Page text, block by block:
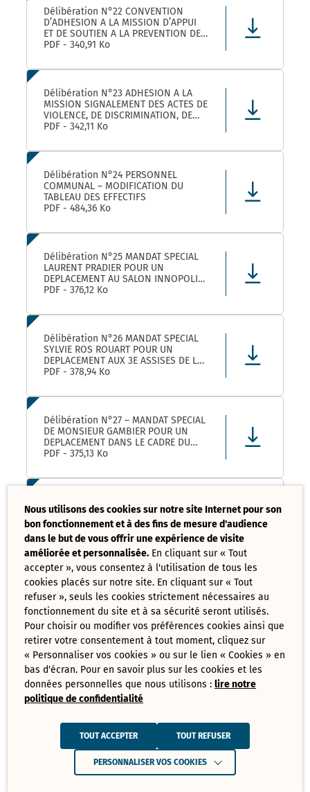
Délibération N°22 CONVENTION
D’ADHESION A LA MISSION D’APPUI
ET DE SOUTIEN A LA PREVENTION DES
RISQUES PROFESSIONNELS
PDF - 340,91 Ko
Délibération N°23 ADHESION A LA
MISSION SIGNALEMENT DES ACTES DE
VIOLENCE, DE DISCRIMINATION, DE
HARCELEMENT ET D’AGISSEMENTS
PDF - 342,11 Ko
Délibération N°24 PERSONNEL
COMMUNAL – MODIFICATION DU
TABLEAU DES EFFECTIFS
PDF - 484,36 Ko
Délibération N°25 MANDAT SPECIAL
LAURENT PRADIER POUR UN
DEPLACEMENT AU SALON INNOPOLIS
A PARIS
PDF - 376,12 Ko
Délibération N°26 MANDAT SPECIAL
SYLVIE ROS ROUART POUR UN
DEPLACEMENT AUX 3E ASSISES DE LA
VOIE D’ARLES A ARLES
PDF - 378,94 Ko
Délibération N°27 – MANDAT SPECIAL
DE MONSIEUR GAMBIER POUR UN
DEPLACEMENT DANS LE CADRE DU
FORUM DES ELUS INFO JEUNES A
PDF - 375,13 Ko
Liste des délibérations examinées
Conseil Municipal 17 mars 2025
PDF - 121,08 Ko
Ordre du jour du Conseil Municipal 17
mars 2025
PDF - 73,70 Ko
Tout
télécharger
Juin
Ressources de Juin 2025
Convocation Conseil Municipal du 30
PDF - 231,28 Ko
Nous utilisons des cookies sur notre site Internet pour son
bon fonctionnement et à des fins de mesure d'audience
dans le but de vous offrir une expérience de visite
améliorée et personnalisée. En cliquant sur « Tout
accepter », vous consentez à l'utilisation de tous les
cookies placés sur notre site. En cliquant sur « Tout
refuser », seuls les cookies strictement nécessaires au
fonctionnement du site et à sa sécurité seront utilisés.
Pour choisir ou modifier vos préférences cookies ainsi que
retirer votre consentement à tout moment, cliquez sur
« Personnaliser vos cookies » ou sur le lien « Cookies » en
bas d'écran. Pour en savoir plus sur les cookies et les
données personnelles que nous utilisons :lire notre
politique de confidentialité
TOUT ACCEPTER TOUT REFUSER
PERSONNALISER VOS COOKIES